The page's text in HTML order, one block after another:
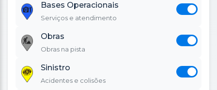
Bases Operacionais
Serviços e atendimento
Obras
Obras na pista
Sinistro
Acidentes e colisões